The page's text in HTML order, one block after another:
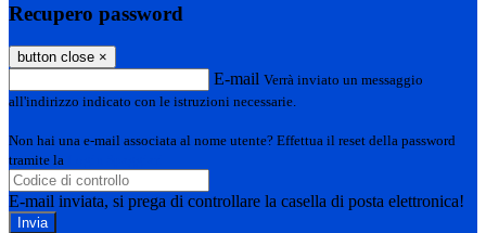
Recupero password
button close ×
E-mail Verrà inviato un messaggio
all'indirizzo indicato con le istruzioni necessarie.
Non hai una e-mail associata al nome utente? Effettua il reset della password
tramite la
E-mail inviata, si prega di controllare la casella di posta elettronica!